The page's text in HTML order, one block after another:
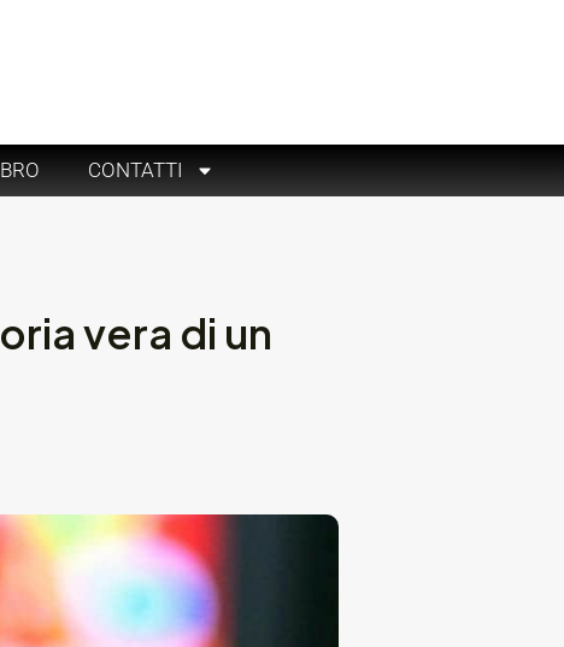
CONTATTI
vera di un